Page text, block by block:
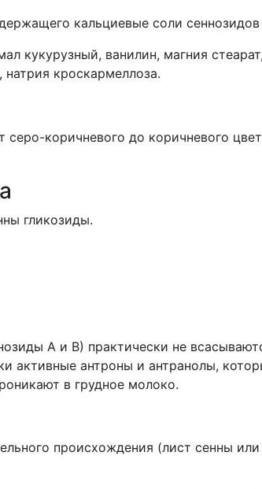
кальциевые соли
кукурузный, ванилин, магния
кроскармеллоза.
коричневого до коричневого
гликозиды.
А и В) практически не
активные антроны и антранолы,
в грудное молоко.
происхождения (лист сенны